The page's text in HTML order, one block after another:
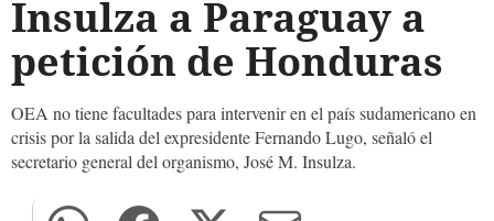
Insulza a Paraguay a
petición de Honduras
OEA no tiene facultades para intervenir en el país sudamericano en
crisis por la salida del expresidente Fernando Lugo, señaló el
secretario general del organismo, José M. Insulza.